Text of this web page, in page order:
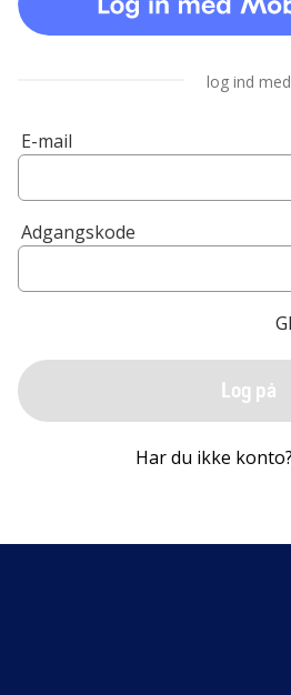
log ind med
E-mail
Adgangskode
Log på
Har du ikke konto?